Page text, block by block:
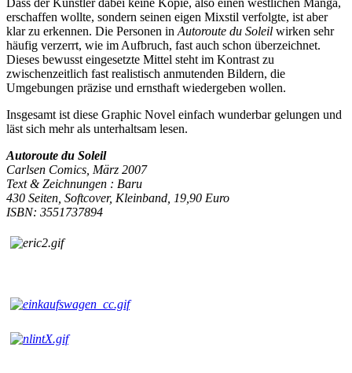
erschaffen wollte, sondern seinen eigen Mixstil verfolgte, ist aber
klar zu erkennen. Die Personen in Autoroute du Soleil wirken sehr
häufig verzerrt, wie im Aufbruch, fast auch schon überzeichnet.
Dieses bewusst eingesetzte Mittel steht im Kontrast zu
zwischenzeitlich fast realistisch anmutenden Bildern, die
Umgebungen präzise und ernsthaft wiedergeben wollen.
Insgesamt ist diese Graphic Novel einfach wunderbar gelungen und
läst sich mehr als unterhaltsam lesen.
Autoroute du Soleil
Carlsen Comics, März 2007
Text & Zeichnungen : Baru
430 Seiten, Softcover, Kleinband, 19,90 Euro
ISBN: 3551737894